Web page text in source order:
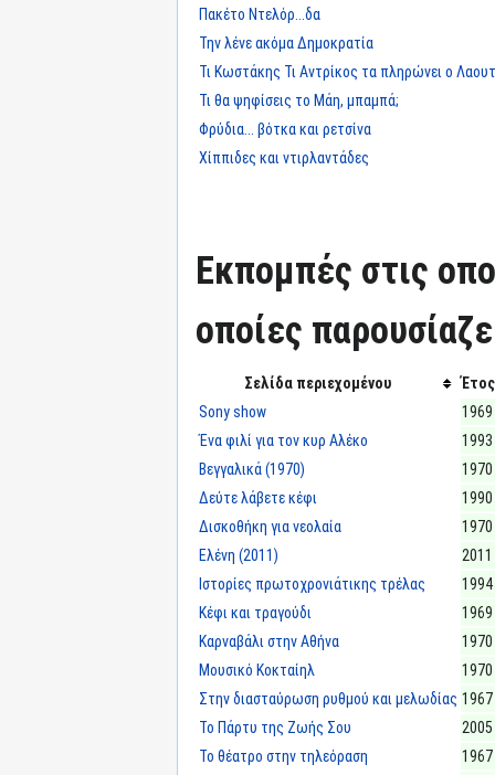
Πακέτο Ντελόρ...δα
Την λένε ακόμα Δημοκρατία
Τι Κωστάκης Τι Αντρίκος τα πληρώνει ο
Τι θα ψηφίσεις το Μάη, μπαμπά;
Φρύδια... βότκα και ρετσίνα
Χίππιδες και ντιρλαντάδες
Εκπομπές στις
οποίες
Σελίδα περιεχομένου
Έτος
Sony show
1969
Ένα φιλί για τον κυρ Αλέκο
1993
Βεγγαλικά (1970)
1970
Δεύτε λάβετε κέφι
1990
Δισκοθήκη για νεολαία
1970
Ελένη (2011)
2011
Ιστορίες πρωτοχρονιάτικης τρέλας
1994
Κέφι και τραγούδι
1969
Καρναβάλι στην Αθήνα
1970
Μουσικό Κοκταίηλ
1970
Στην διασταύρωση ρυθμού και μελωδίας 1967
Το Πάρτυ της Ζωής Σου
2005
Το θέατρο στην τηλεόραση
1967